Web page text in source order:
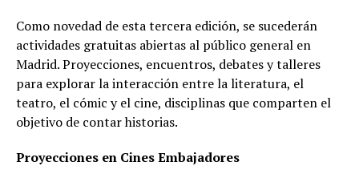
Como novedad de esta tercera edición, se sucederán
actividades gratuitas abiertas al público general en
Madrid. Proyecciones, encuentros, debates y talleres
para explorar la interacción entre la literatura, el
teatro, el cómic y el cine, disciplinas que comparten el
objetivo de contar historias.
Proyecciones en Cines Embajadores